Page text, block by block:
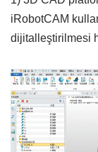
iRobotCAM
dijitalleştirilmesi